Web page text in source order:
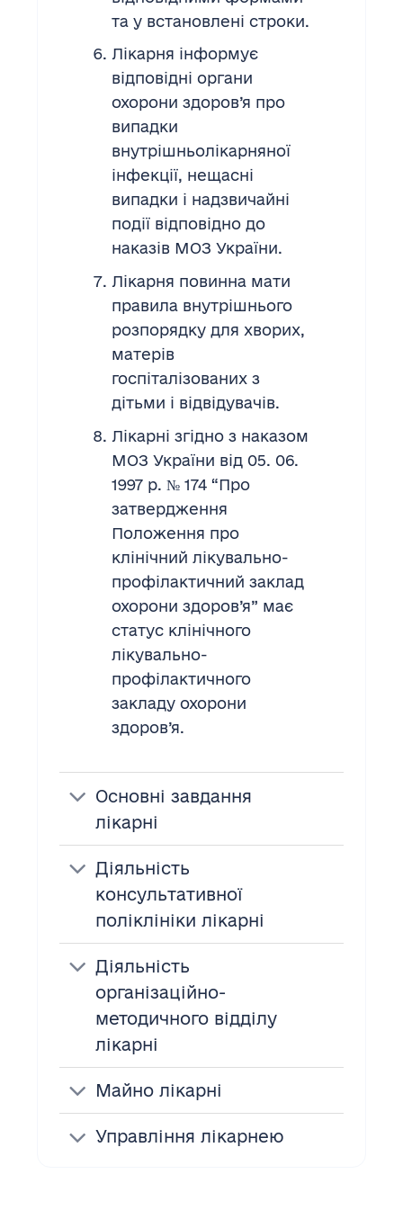
та у встановлені строки.
Лікарня інформує
відповідні органи
охорони здоров’я про
випадки
внутрішньолікарняної
інфекції, нещасні
випадки і надзвичайні
події відповідно до
наказів МОЗ України.
Лікарня повинна мати
правила внутрішнього
розпорядку для хворих,
матерів
госпіталізованих з
дітьми і відвідувачів.
Лікарні згідно з наказом
МОЗ України від 05. 06.
1997 р. № 174 “Про
затвердження
Положення про
клінічний лікувально-
профілактичний заклад
охорони здоров’я” має
статус клінічного
лікувально-
профілактичного
закладу охорони
здоров’я.
Основні завдання
лікарні
Діяльність
консультативної
поліклініки лікарні
Діяльність
організаційно-
методичного відділу
лікарні
Майно лікарні
Управління лікарнею